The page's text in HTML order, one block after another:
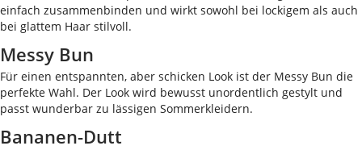
einfach zusammenbinden und wirkt sowohl bei lockigem als auch
bei glattem Haar stilvoll.
Messy Bun
Für einen entspannten, aber schicken Look ist der Messy Bun die
perfekte Wahl. Der Look wird bewusst unordentlich gestylt und
passt wunderbar zu lässigen Sommerkleidern.
Bananen-Dutt